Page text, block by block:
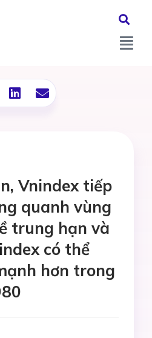
Vnindex tiếp
quanh vùng
trung hạn và
có thể
hơn trong